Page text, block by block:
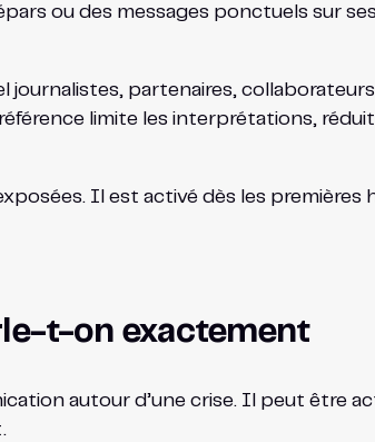
ou des messages ponctuels sur
journalistes, partenaires,
limite les interprétations,
Il est activé dès les premières
t-on exactement
autour d’une crise. Il peut être